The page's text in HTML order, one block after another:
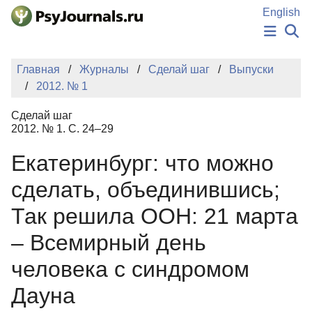
Перейти к основному содержанию
English
НОВОСТИ
Регистрация
Вход
Главная Журналы Сделай шаг
Выпуски
2012. № 1
Сделай шаг
2012. № 1. С. 24–29
Екатеринбург: что можно
сделать, объединившись;
Так решила ООН: 21 марта
– Всемирный день
человека с синдромом
Дауна